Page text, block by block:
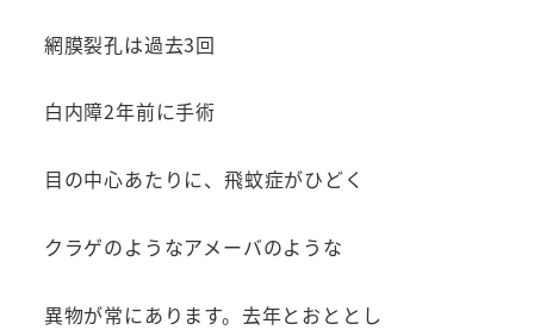
網膜裂孔は過去3回
白内障2年前に手術
目の中心あたりに、飛蚊症がひどく
クラゲのようなアメーバのような
異物が常にあります。去年とおととし